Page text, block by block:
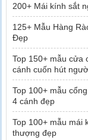
200+ Mái kính sắt
125+ Mẫu Hàng
Đẹp
Top 150+ mẫu cửa
cánh cuốn hút
Top 100+ mẫu
4 cánh đẹp
Top 100+ mẫu mái
thượng đẹp